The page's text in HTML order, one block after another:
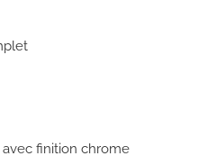
finition chrome